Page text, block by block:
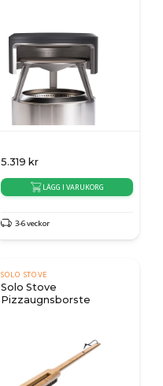
5.319 kr
LÄGG I VARUKORG
3-6 veckor
SOLO STOVE
Solo Stove
Pizzaugnsborste